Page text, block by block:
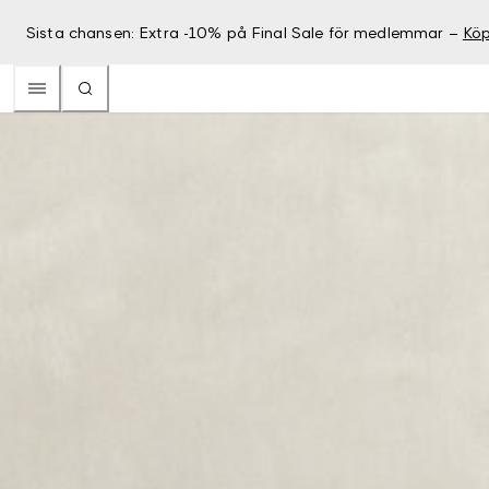
Sista chansen: Extra -10% på Final Sale för medlemmar –